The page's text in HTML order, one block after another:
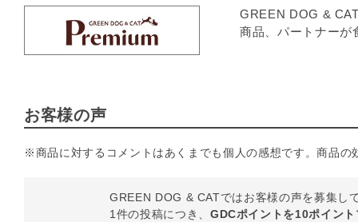
GREEN DOG &
商品、パートナーが
お客様の声
※商品に対するコメントはあくまでも個人の感想です。商品の
GREEN DOG & CATではお客様の声を募集し
1件の投稿につき、 GDCポイントを10ポイント